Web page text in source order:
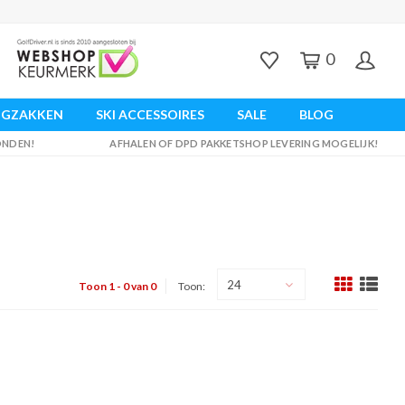
0
SKI ACCESSOIRES SALE BLOG
AFHALEN OF DPD PAKKETSHOP LEVERING MOGELIJK!
Toon 1 - 0 van 0 Toon: 24